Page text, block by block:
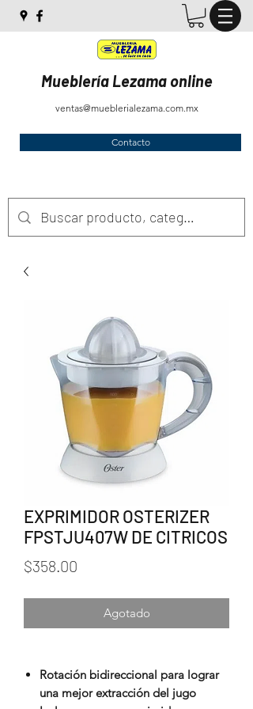
Mueblería Lezama online
ventas@mueblerialezama.com.mx
Contacto
EXPRIMIDOR OSTERIZER
FPSTJU407W DE CITRICOS
$358.00
Agotado
Rotación bidireccional para lograr
una mejor extracción del jugo